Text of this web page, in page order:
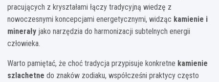
pracujących z kryształami łączy tradycyjną wiedzę z
nowoczesnymi koncepcjami energetycznymi, widząc kamienie i
minerały jako narzędzia do harmonizacji subtelnych energii
człowieka.
Warto pamiętać, że choć tradycja przypisuje konkretne kamienie
szlachetne do znaków zodiaku, współcześni praktycy często